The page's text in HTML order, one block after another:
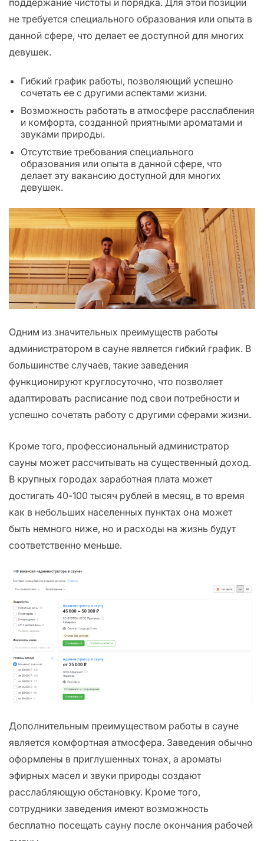
поддержание чистоты и порядка. Для этой позиции
не требуется специального образования или опыта в
данной сфере, что делает ее доступной для многих
девушек.
Гибкий график работы, позволяющий успешно
сочетать ее с другими аспектами жизни.
Возможность работать в атмосфере расслабления
и комфорта, созданной приятными ароматами и
звуками природы.
Отсутствие требования специального
образования или опыта в данной сфере, что
делает эту вакансию доступной для многих
девушек.
Одним из значительных преимуществ работы
администратором в сауне является гибкий график. В
большинстве случаев, такие заведения
функционируют круглосуточно, что позволяет
адаптировать расписание под свои потребности и
успешно сочетать работу с другими сферами жизни.
Кроме того, профессиональный администратор
сауны может рассчитывать на существенный доход.
В крупных городах заработная плата может
достигать 40-100 тысяч рублей в месяц, в то время
как в небольших населенных пунктах она может
быть немного ниже, но и расходы на жизнь будут
соответственно меньше.
Дополнительным преимуществом работы в сауне
является комфортная атмосфера. Заведения обычно
оформлены в приглушенных тонах, а ароматы
эфирных масел и звуки природы создают
расслабляющую обстановку. Кроме того,
сотрудники заведения имеют возможность
бесплатно посещать сауну после окончания рабочей